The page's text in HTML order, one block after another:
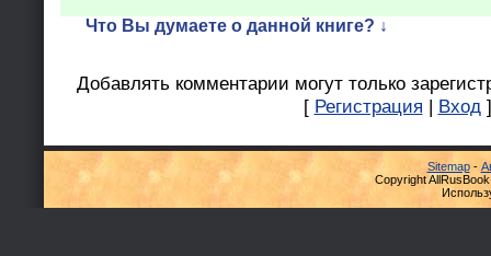
Что Вы думаете о данной книге? ↓
Добавлять комментарии могут только
[ Регистрация | Вход ]
Sitemap-
Copyright